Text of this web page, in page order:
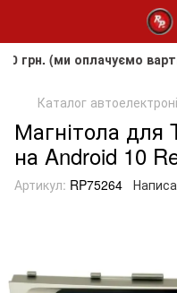
вартість
Каталог
Магнітола для
на Android 10
Артикул: RP75264